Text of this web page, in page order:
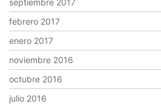
septiembre 2017
febrero 2017
enero 2017
noviembre 2016
octubre 2016
julio 2016